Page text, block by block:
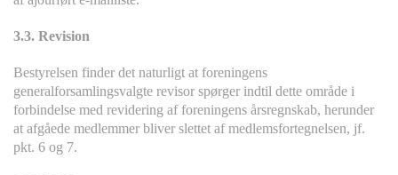
3.3. Revision
Bestyrelsen finder det naturligt at foreningens
generalforsamlingsvalgte revisor spørger indtil dette område i
forbindelse med revidering af foreningens årsregnskab, herunder
at afgåede medlemmer bliver slettet af medlemsfortegnelsen, jf.
pkt. 6 og 7.